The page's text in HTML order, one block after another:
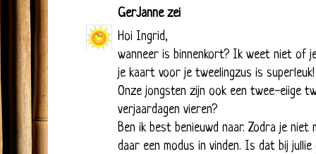
GerJannezei
Hoi Ingrid,
wanneer is binnenkort? Ik weet niet of
je kaart voor je tweelingzus is superleuk!
Onze jongsten zijn ook een twee-eiige
verjaardagen vieren?
Ben ik best benieuwd naar. Zodra je
daar een modus in vinden. Is dat bij